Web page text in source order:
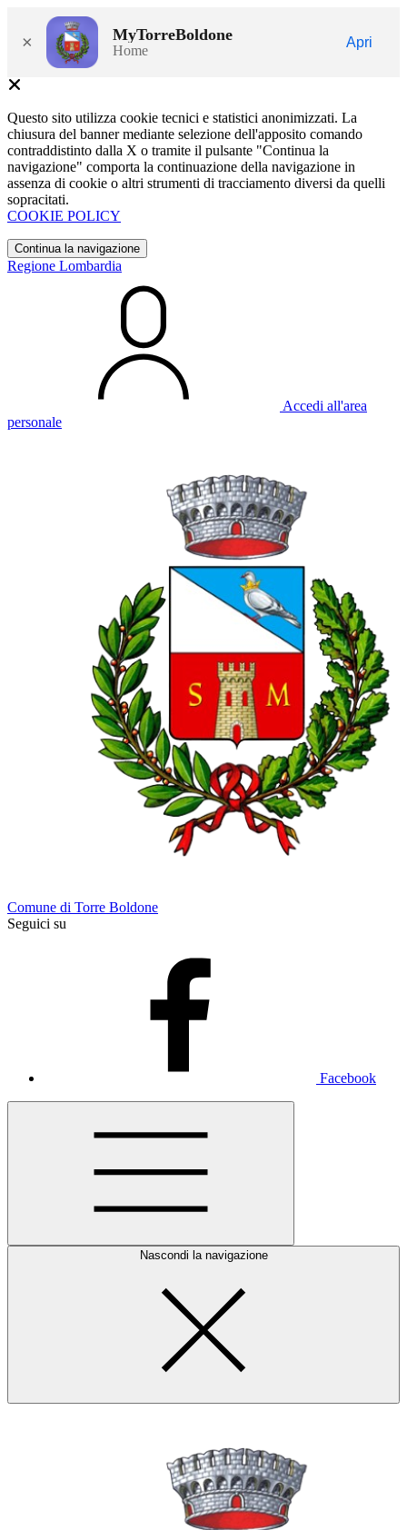
× MyTorreBoldone
Home
Apri
Questo sito utilizza cookie tecnici e statistici anonimizzati. La
chiusura del banner mediante selezione dell'apposito comando
contraddistinto dalla X o tramite il pulsante "Continua la
navigazione" comporta la continuazione della navigazione in
assenza di cookie o altri strumenti di tracciamento diversi da quelli
sopracitati.
COOKIE POLICY
Continua la navigazione
Regione Lombardia
Accedi all'area
personale
Comune di Torre Boldone
Seguici su
Facebook
Nascondi la navigazione